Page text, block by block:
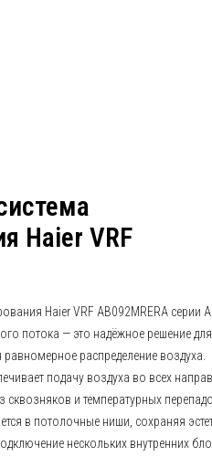
Haier VRF
Haier VRF AB092MRERA серии
потока — это надёжное решение
распределение воздуха.
подачу воздуха во всех
и температурных
в потолочные ниши, сохраняя
нескольких внутренних